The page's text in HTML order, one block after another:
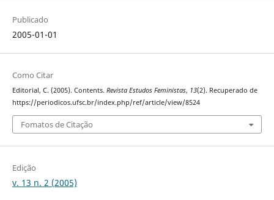
Publicado
2005-01-01
Como Citar
Editorial, C. (2005). Contents. Revista Estudos Feministas, 13(2). Recuperado de
https://periodicos.ufsc.br/index.php/ref/article/view/8524
Fomatos de Citação
Edição
v. 13 n. 2 (2005)